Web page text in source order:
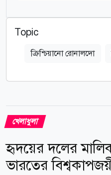
Topic
ক্রিশ্চিয়ানো রোনালদো
খেলাধুলা
হৃদয়ের দলের
ভারতের